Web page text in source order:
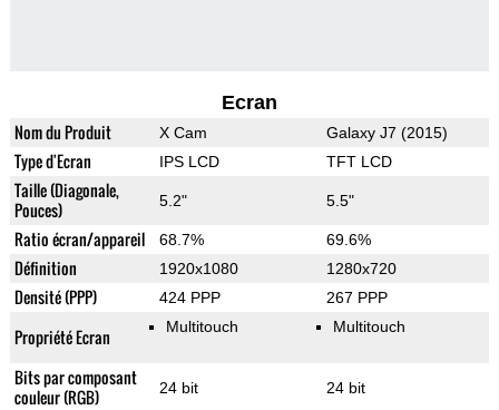
Ecran
Nom du Produit X Cam Galaxy J7 (2015)
Type d'Ecran IPS LCD TFT LCD
Taille (Diagonale,
Pouces)
5.2" 5.5"
Ratio écran/appareil 68.7% 69.6%
Définition 1920x1080 1280x720
Densité (PPP) 424 PPP 267 PPP
Propriété Ecran Multitouch Multitouch
Bits par composant
couleur (RGB)
24 bit 24 bit